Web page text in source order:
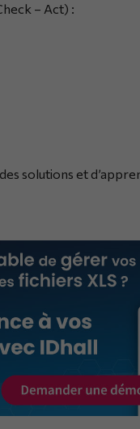
– Act) :
solutions et